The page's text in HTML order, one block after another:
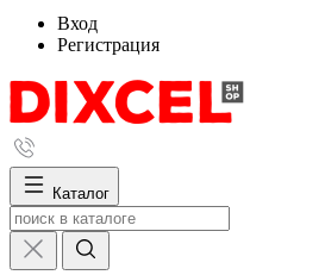
Вход
Регистрация
Каталог